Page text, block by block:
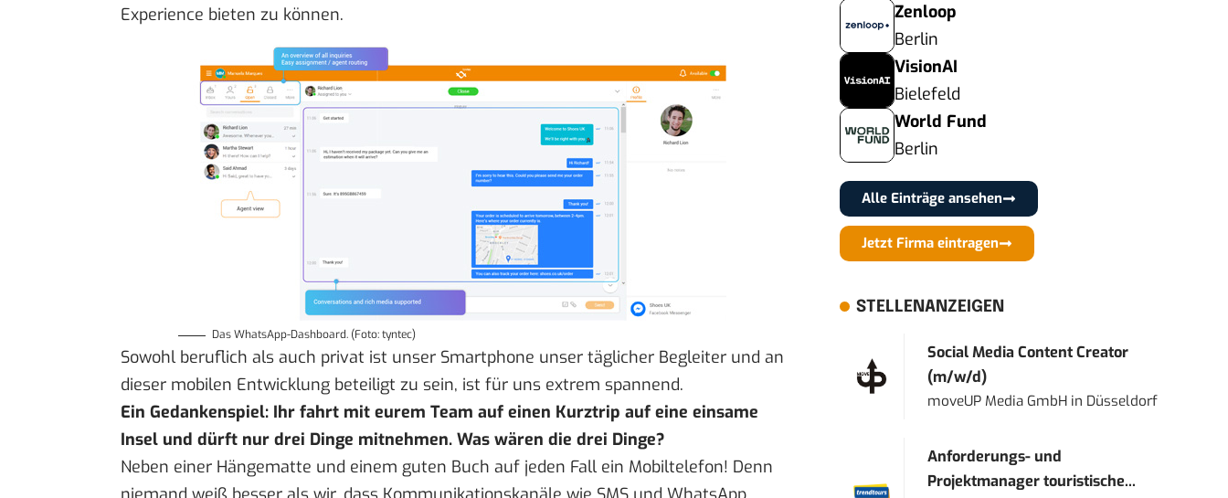
Experience bieten zu können.
Das WhatsApp-Dashboard. (Foto: tyntec)
Sowohl beruflich als auch privat ist unser Smartphone unser täglicher Begleiter und an
dieser mobilen Entwicklung beteiligt zu sein, ist für uns extrem spannend.
Ein Gedankenspiel: Ihr fahrt mit eurem Team auf einen Kurztrip auf eine einsame
Insel und dürft nur drei Dinge mitnehmen. Was wären die drei Dinge?
Neben einer Hängematte und einem guten Buch auf jeden Fall ein Mobiltelefon! Denn
Zenloop
Berlin
VisionAI
Bielefeld
World Fund
Berlin
Alle Einträge ansehen
Jetzt Firma eintragen
STELLENANZEIGEN
Social Media Content Creator
(m/w/d)
moveUP Media GmbH in Düsseldorf
Anforderungs- und
Projektmanager touristische...